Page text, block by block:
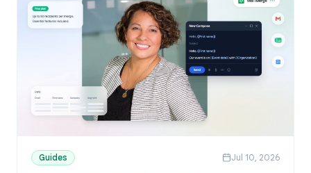
Guides Jul 10, 2026